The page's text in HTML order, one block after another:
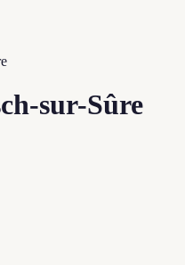
sur-Sûre